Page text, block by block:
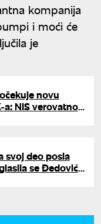
kompanija
i moći će
je
novu
a: NIS verovatno
svoj deo posla
se Đedović